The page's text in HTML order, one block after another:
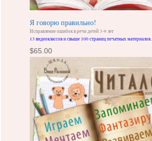
Я говорю правильно!
Исправление ошибок в речи детей 3-9 лет
13 видеоклассов и свыше 100 страниц печатных материалов.
$65.00